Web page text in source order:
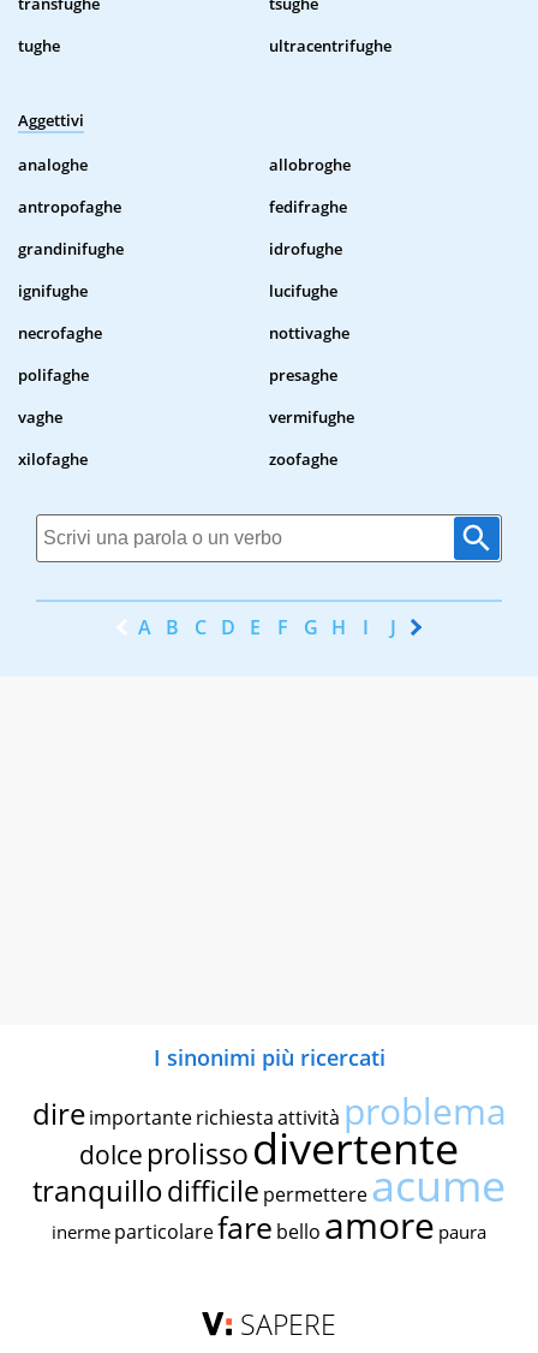
tughe
ultracentrifughe
Aggettivi
analoghe
allobroghe
antropofaghe
fedifraghe
grandinifughe
idrofughe
ignifughe
lucifughe
necrofaghe
nottivaghe
polifaghe
presaghe
vaghe
vermifughe
xilofaghe
zoofaghe
A B C D E F G H I J K
I sinonimi più ricercati
dire importante richiestaattività problema
dolce prolissodivertente
tranquillodifficile permettereacume
inerme particolarefare bello amore paura
SAPERE